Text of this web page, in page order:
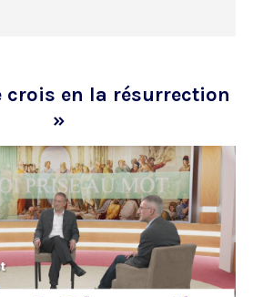
crois en la résurrection
»